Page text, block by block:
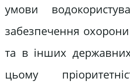
умови
забезпечення
та в інших
цьому